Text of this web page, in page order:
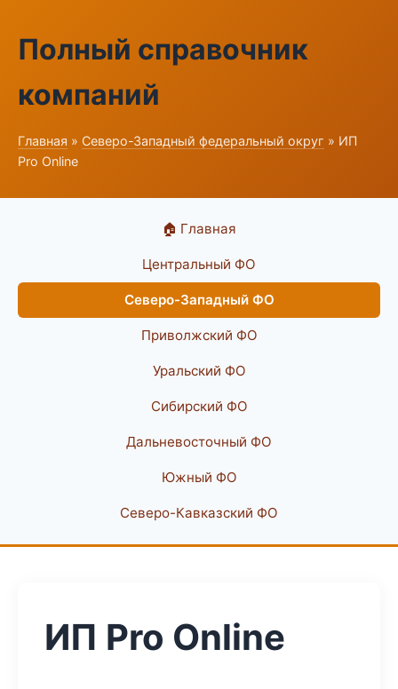
Полный справочник
компаний
Главная » Северо-Западный федеральный округ » ИП
Pro Online
🏠 Главная
Центральный ФО
Северо-Западный ФО
Приволжский ФО
Уральский ФО
Сибирский ФО
Дальневосточный ФО
Южный ФО
Северо-Кавказский ФО
ИП Pro Online